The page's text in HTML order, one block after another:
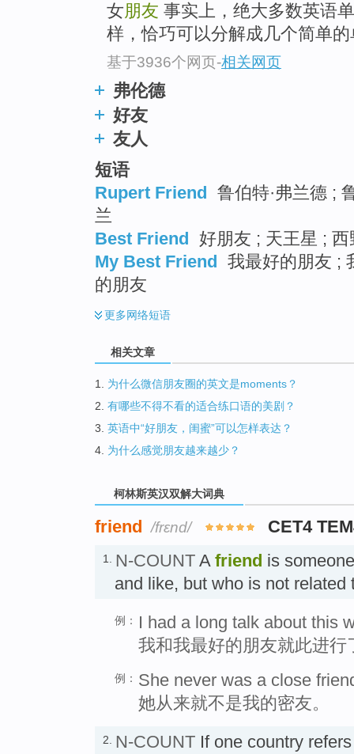
女朋友 事实上，绝大多数英语
样，恰巧可以分解成几个简单
基于3936个网页-相关网页
弗伦德
好友
友人
短语
Rupert Friend 鲁伯特·弗兰德 ;
兰
Best Friend 好朋友 ; 天王星 ;
My Best Friend 我最好的朋友 ;
的朋友
更多网络短语
相关文章
1. 为什么微信朋友圈的英文是moments？
2. 有哪些不得不看的适合练口语的美剧？
3. 英语中“好朋友，闺蜜”可以怎样表达？
4. 为什么感觉朋友越来越少？
柯林斯英汉双解大词典
friend /frɛnd/ CET4
1. N-COUNT A friend is
and like, but who is not related
例：
I had a long talk about this
我和我最好的朋友就此进行
例： She never was a close
她从来就不是我的密友。
2. N-COUNT If one country